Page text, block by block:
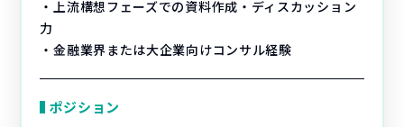
・上流構想フェーズでの資料作成・ディスカッション
力
・金融業界または大企業向けコンサル経験
ポジション